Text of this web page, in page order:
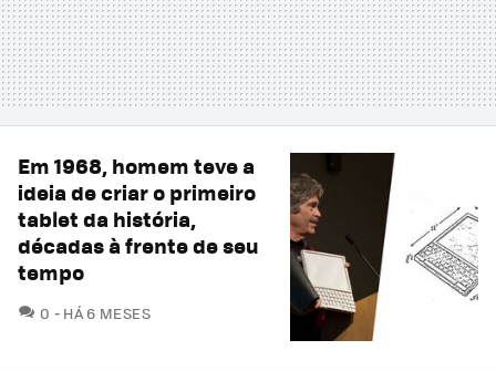
Em 1968, homem teve a
ideia de criar o primeiro
tablet da história,
décadas à frente de seu
tempo
0 COMENTÁRIOS
HÁ 6 MESES